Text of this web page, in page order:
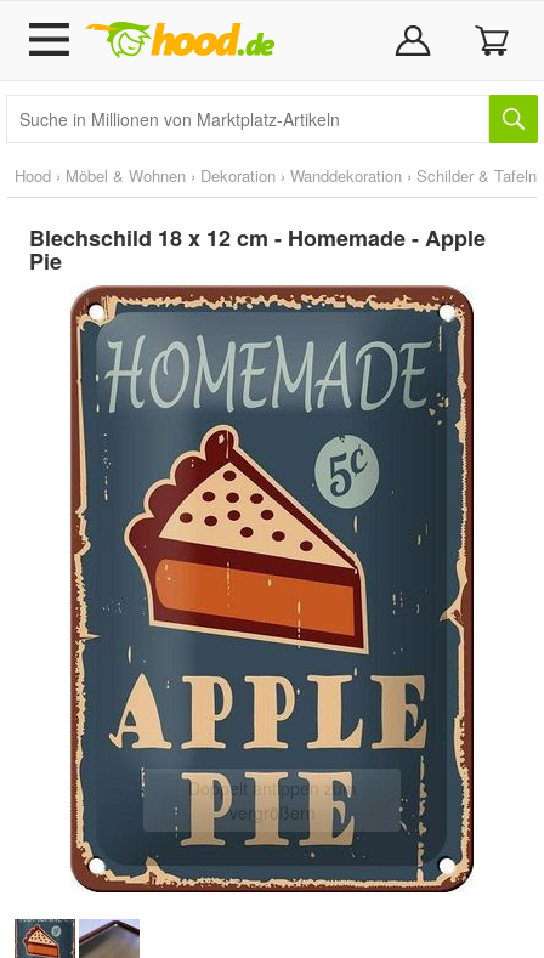
Hood › Möbel & Wohnen › Dekoration › Wanddekoration › Schilder & Tafeln
Blechschild 18 x 12 cm - Homemade - Apple
Pie
Doppelt antippen zum
vergrößern